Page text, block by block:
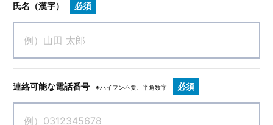
氏名（漢字） 必須
連絡可能な電話番号 ※ハイフン不要、半角数字 必須